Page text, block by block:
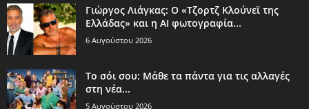
Γιώργος Λιάγκας: Ο «Τζορτζ Κλούνεϊ της
Ελλάδας» και η AI φωτογραφία...
6 Αυγούστου 2026
Το σόι σου: Μάθε τα πάντα για τις αλλαγές
στη νέα...
5 Αυγούστου 2026